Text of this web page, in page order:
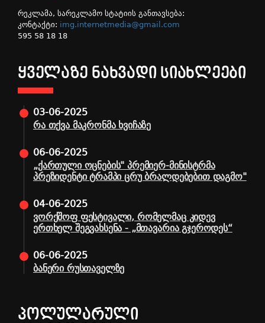
რეკლამა, სარეკლამო სტატიის განთავსება:
კონტაქტი: img.internetmedia@gmail.com
595 58 18 18
ᲧᲕᲔᲚᲐᲖᲔ ᲜᲐᲮᲕᲐᲓᲘ ᲡᲘᲐᲮᲚᲔᲔᲑᲘ
03-06-2025
რა თქვა მაკრონმა ხვიჩაზე
06-06-2025
„ქართული ოცნების" პრემიერ-მინისტრმა
პრეზიდენტი ტრამპი ცრუ ბრალდებებით დაგმო"
04-06-2025
ვორქშოფ ფესტივალი, რომელმაც კიდევ
ერთხელ შეგვახსენა - „მთავარია გჯეროდეს“
06-06-2025
ბანერი რუსთაველზე
ᲞᲝᲚᲣᲚᲐᲠᲣᲚᲘ